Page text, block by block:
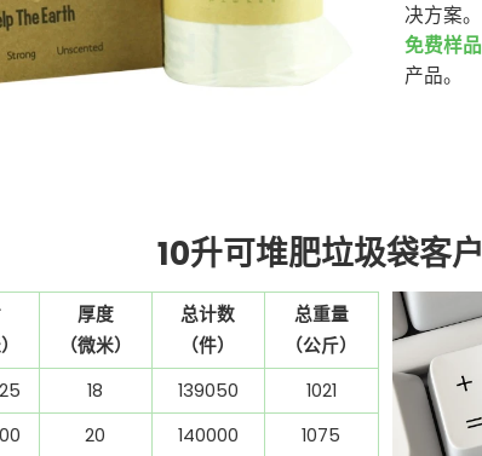
决方案。
免费样品
产品。
10升可堆肥垃圾袋客户
厚度
（微米）
总计数
（件）
总重量
（公斤）
18 139050
1021
20 140000
1075